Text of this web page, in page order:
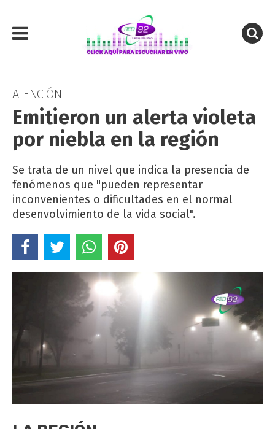
ATENCIÓN
Emitieron un alerta violeta
por niebla en la región
Se trata de un nivel que indica la presencia de
fenómenos que "pueden representar
inconvenientes o dificultades en el normal
desenvolvimiento de la vida social".